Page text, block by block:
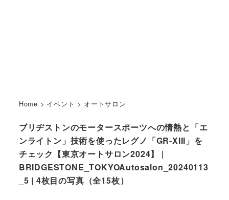
Home > イベント > オートサロン
ブリヂストンのモータースポーツへの情熱と「エ
ンライトン」技術を使ったレグノ「GR-XIII」を
チェック【東京オートサロン2024】 |
BRIDGESTONE_TOKYOAutosalon_20240113
_5 | 4枚目の写真（全15枚）